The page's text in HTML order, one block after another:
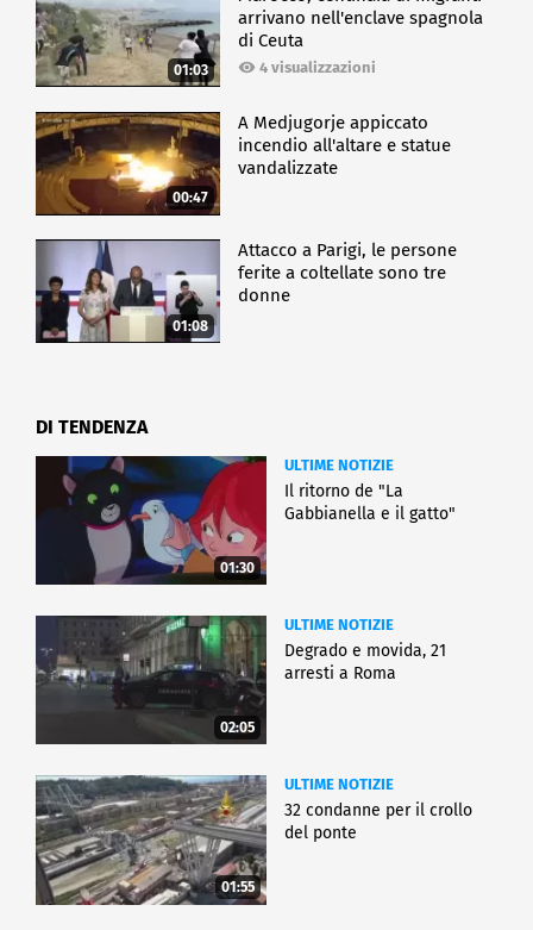
01:03
arrivano nell'enclave spagnola
di Ceuta
4 visualizzazioni
00:47
A Medjugorje appiccato
incendio all'altare e statue
vandalizzate
01:08
Attacco a Parigi, le persone
ferite a coltellate sono tre
donne
DI TENDENZA
01:30
ULTIME NOTIZIE
Il ritorno de "La
Gabbianella e il gatto"
02:05
ULTIME NOTIZIE
Degrado e movida, 21
arresti a Roma
01:55
ULTIME NOTIZIE
32 condanne per il crollo
del ponte